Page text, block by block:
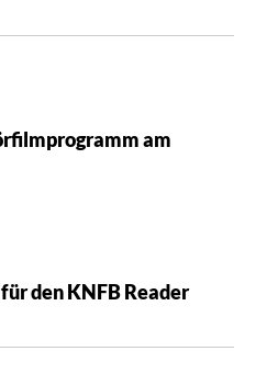
am
den KNFB Reader